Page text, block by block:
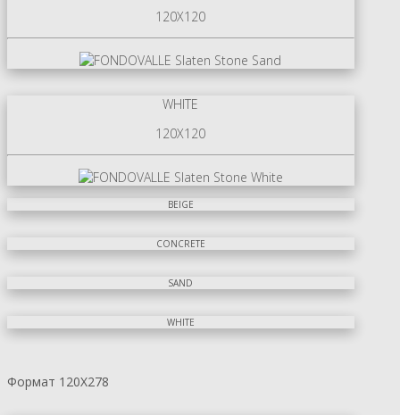
120X120
WHITE
120X120
BEIGE
CONCRETE
SAND
WHITE
Формат 120X278